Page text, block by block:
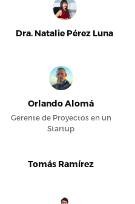
Dra. Natalie Pérez Luna
Orlando Alomá
Gerente de Proyectos en un
Startup
Tomás Ramírez